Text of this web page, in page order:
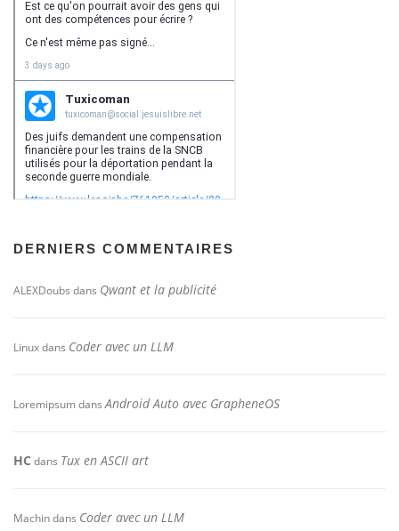
DERNIERS COMMENTAIRES
ALEXDoubs dans Qwant et la publicité
Linuxdans Coder avec un LLM
LoremipsumdansAndroid Auto avec GrapheneOS
HC dans Tux en ASCII art
Machindans Coder avec un LLM